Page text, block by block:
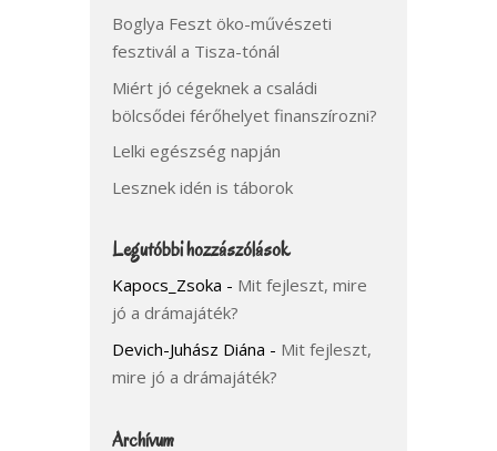
Boglya Feszt öko-művészeti
fesztivál a Tisza-tónál
Miért jó cégeknek a családi
bölcsődei férőhelyet finanszírozni?
Lelki egészség napján
Lesznek idén is táborok
Legutóbbi hozzászólások
Kapocs_Zsoka - Mit fejleszt, mire
jó a drámajáték?
Devich-Juhász Diána - Mit fejleszt,
mire jó a drámajáték?
Archívum